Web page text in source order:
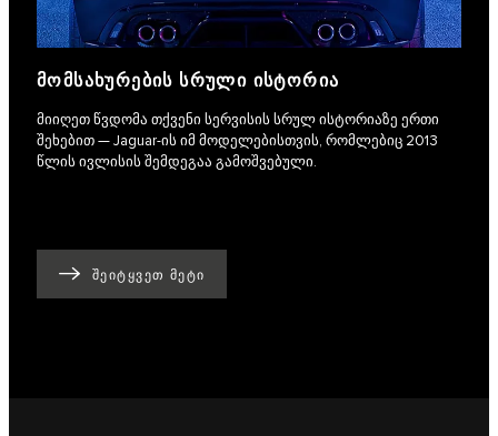
ᲛᲝᲛᲡᲐᲮᲣᲠᲔᲑᲘᲡ ᲡᲠᲣᲚᲘ ᲘᲡᲢᲝᲠᲘᲐ
მიიღეთ წვდომა თქვენი სერვისის სრულ ისტორიაზე ერთი
შეხებით — Jaguar-ის იმ მოდელებისთვის, რომლებიც 2013
წლის ივლისის შემდეგაა გამოშვებული.
ᲨᲔᲘᲢᲧᲕᲔᲗ ᲛᲔᲢᲘ